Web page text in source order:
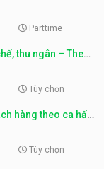
Parttime
thu ngân – The
Tùy chọn
hàng theo ca hấp
Tùy chọn